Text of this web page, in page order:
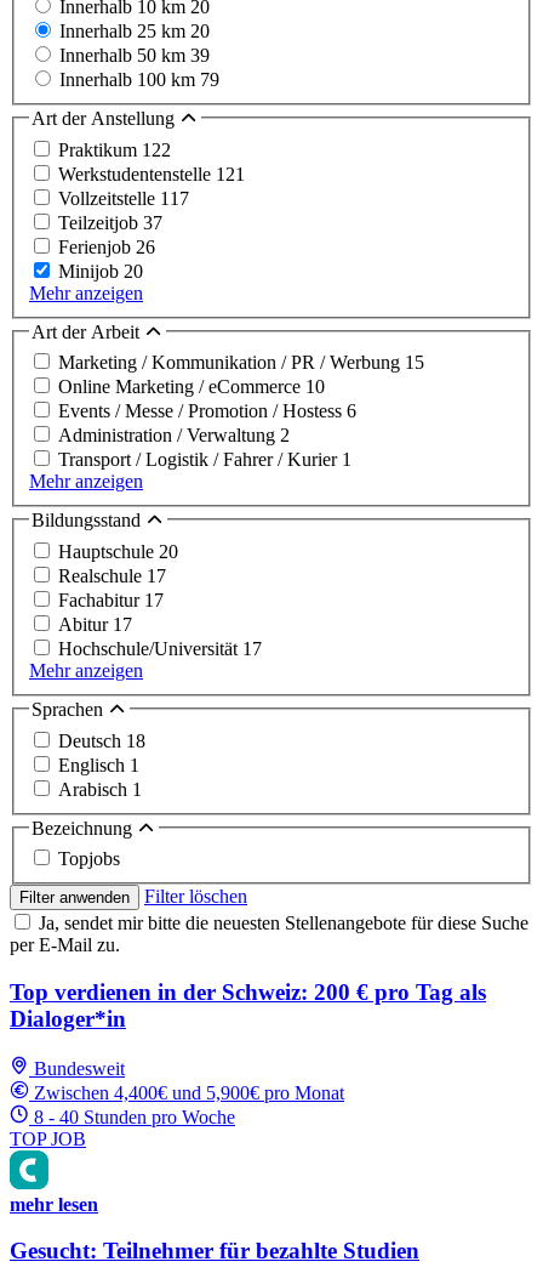
Innerhalb 10 km 20
Innerhalb 25 km 20
Innerhalb 50 km 39
Innerhalb 100 km 79
Art der Anstellung
Praktikum 122
Werkstudentenstelle 121
Vollzeitstelle 117
Teilzeitjob 37
Ferienjob 26
Minijob 20
Mehr anzeigen
Art der Arbeit
Marketing / Kommunikation / PR / Werbung 15
Online Marketing / eCommerce 10
Events / Messe / Promotion / Hostess 6
Administration / Verwaltung 2
Transport / Logistik / Fahrer / Kurier 1
Mehr anzeigen
Bildungsstand
Hauptschule 20
Realschule 17
Fachabitur 17
Abitur 17
Hochschule/Universität 17
Mehr anzeigen
Sprachen
Deutsch 18
Englisch 1
Arabisch 1
Bezeichnung
Topjobs
Filter anwenden
Filter löschen
Ja, sendet mir bitte die neuesten Stellenangebote für diese Suche
per E-Mail zu.
Top verdienen in der Schweiz: 200 € pro Tag als
Dialoger*in
Bundesweit
Zwischen 4,400€ und 5,900€ pro Monat
8 - 40 Stunden pro Woche
TOP JOB
mehr lesen
Gesucht: Teilnehmer für bezahlte Studien